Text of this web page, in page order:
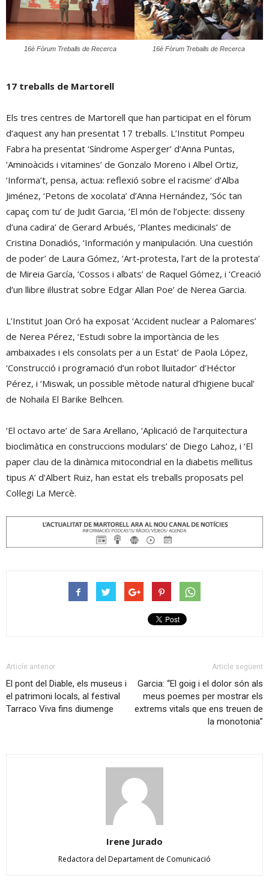
16è Fòrum Treballs de Recerca 16è Fòrum Treballs de Recerca
17 treballs de Martorell
Els tres centres de Martorell que han participat en el fòrum
d’aquest any han presentat 17 treballs. L’Institut Pompeu
Fabra ha presentat ‘Síndrome Asperger’ d’Anna Puntas,
‘Aminoàcids i vitamines’ de Gonzalo Moreno i Albel Ortiz,
‘Informa’t, pensa, actua: reflexió sobre el racisme’ d’Alba
Jiménez, ‘Petons de xocolata’ d’Anna Hernández, ‘Sóc tan
capaç com tu’ de Judit Garcia, ‘El món de l’objecte: disseny
d’una cadira’ de Gerard Arbués, ‘Plantes medicinals’ de
Cristina Donadiós, ‘Información y manipulación. Una cuestión
de poder’ de Laura Gómez, ‘Art-protesta, l’art de la protesta’
de Mireia García, ‘Cossos i albats’ de Raquel Gómez, i ‘Creació
d’un llibre il·lustrat sobre Edgar Allan Poe’ de Nerea Garcia.
L’Institut Joan Oró ha exposat ‘Accident nuclear a Palomares’
de Nerea Pérez, ‘Estudi sobre la importància de les
ambaixades i els consolats per a un Estat’ de Paola López,
‘Construcció i programació d’un robot lluitador’ d’Héctor
Pérez, i ‘Miswak, un possible mètode natural d’higiene bucal’
de Nohaila El Barike Belhcen.
‘El octavo arte’ de Sara Arellano, ‘Aplicació de l’arquitectura
bioclimàtica en construccions modulars’ de Diego Lahoz, i ‘El
paper clau de la dinàmica mitocondrial en la diabetis mellitus
tipus A’ d’Albert Ruiz, han estat els treballs proposats pel
Col·legi La Mercè.
Article anterior
El pont del Diable, els museus i
el patrimoni locals, al festival
Tarraco Viva fins diumenge
Article següent
Garcia: “El goig i el dolor són als
meus poemes per mostrar els
extrems vitals que ens treuen de
la monotonia”
Irene Jurado
Redactora del Departament de Comunicació